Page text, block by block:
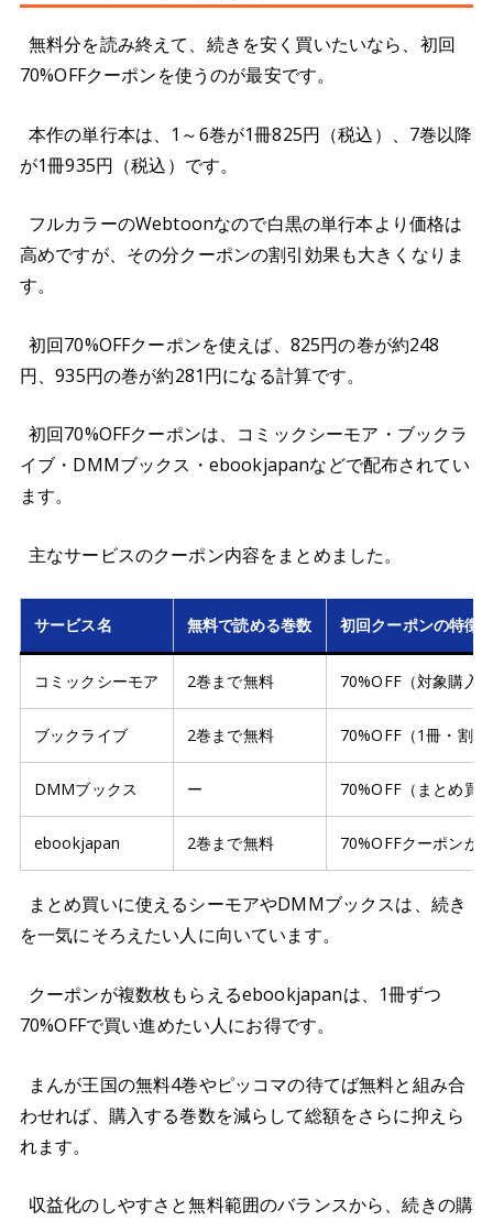
無料分を読み終えて、続きを安く買いたいなら、初回
70%OFFクーポンを使うのが最安です。
本作の単行本は、1～6巻が1冊825円（税込）、7巻以降
が1冊935円（税込）です。
フルカラーのWebtoonなので白黒の単行本より価格は
高めですが、その分クーポンの割引効果も大きくなりま
す。
初回70%OFFクーポンを使えば、825円の巻が約248
円、935円の巻が約281円になる計算です。
初回70%OFFクーポンは、コミックシーモア・ブックラ
イブ・DMMブックス・ebookjapanなどで配布されてい
ます。
主なサービスのクーポン内容をまとめました。
サービス名 無料で読める巻数 初回クーポンの特徴
コミックシーモア 2巻まで無料 70%OFF（対象購入
ブックライブ 2巻まで無料 70%OFF（1冊・割
DMMブックス ー 70%OFF（まとめ買
ebookjapan 2巻まで無料 70%OFFクーポンが
まとめ買いに使えるシーモアやDMMブックスは、続き
を一気にそろえたい人に向いています。
クーポンが複数枚もらえるebookjapanは、1冊ずつ
70%OFFで買い進めたい人にお得です。
まんが王国の無料4巻やピッコマの待てば無料と組み合
わせれば、購入する巻数を減らして総額をさらに抑えら
れます。
収益化のしやすさと無料範囲のバランスから、続きの購